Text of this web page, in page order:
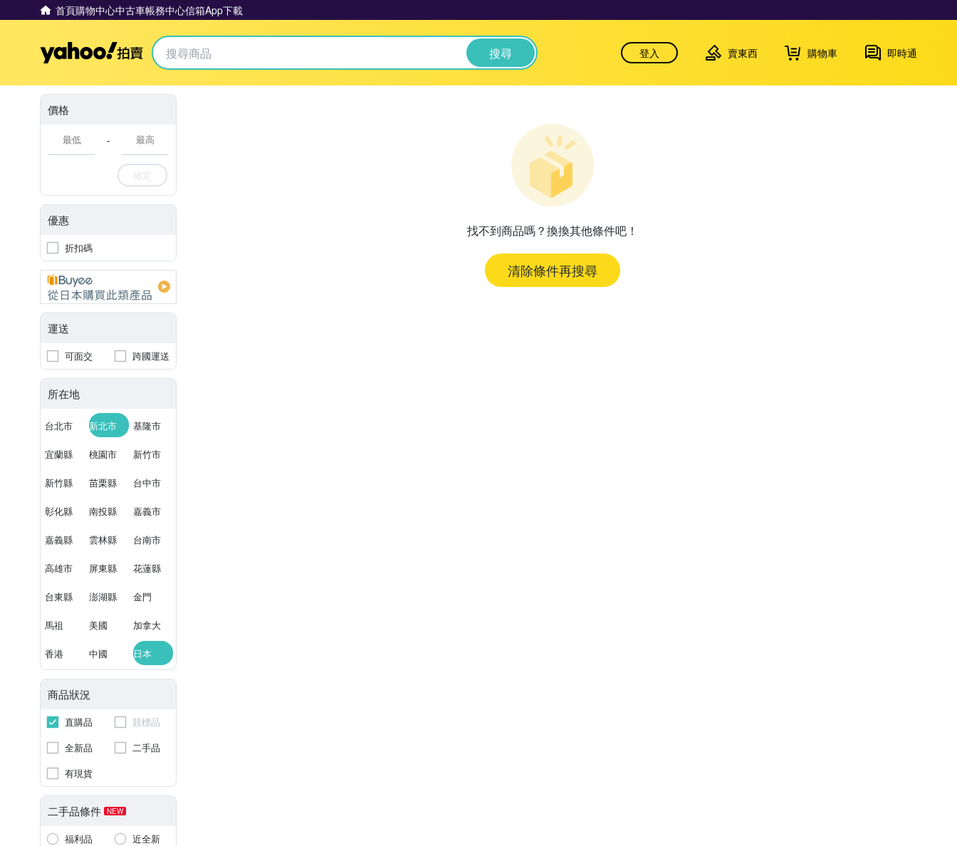
首頁購物中心中古車帳務中心信箱App下載
Yahoo拍賣 搜尋 登入 賣東西 購物車 即時通
價格
-
確定
優惠
折扣碼
運送
可面交 跨國運送
所在地
台北市 新北市 基隆市
宜蘭縣 桃園市 新竹市
新竹縣 苗栗縣 台中市
彰化縣 南投縣 嘉義市
嘉義縣 雲林縣 台南市
高雄市 屏東縣 花蓮縣
台東縣 澎湖縣 金門
馬祖 美國 加拿大
香港 中國 日本
商品狀況
直購品
競標品
全新品
二手品
有現貨
二手品條件 NEW
福利品
近全新
找不到商品嗎？換換其他條件吧！
清除條件再搜尋